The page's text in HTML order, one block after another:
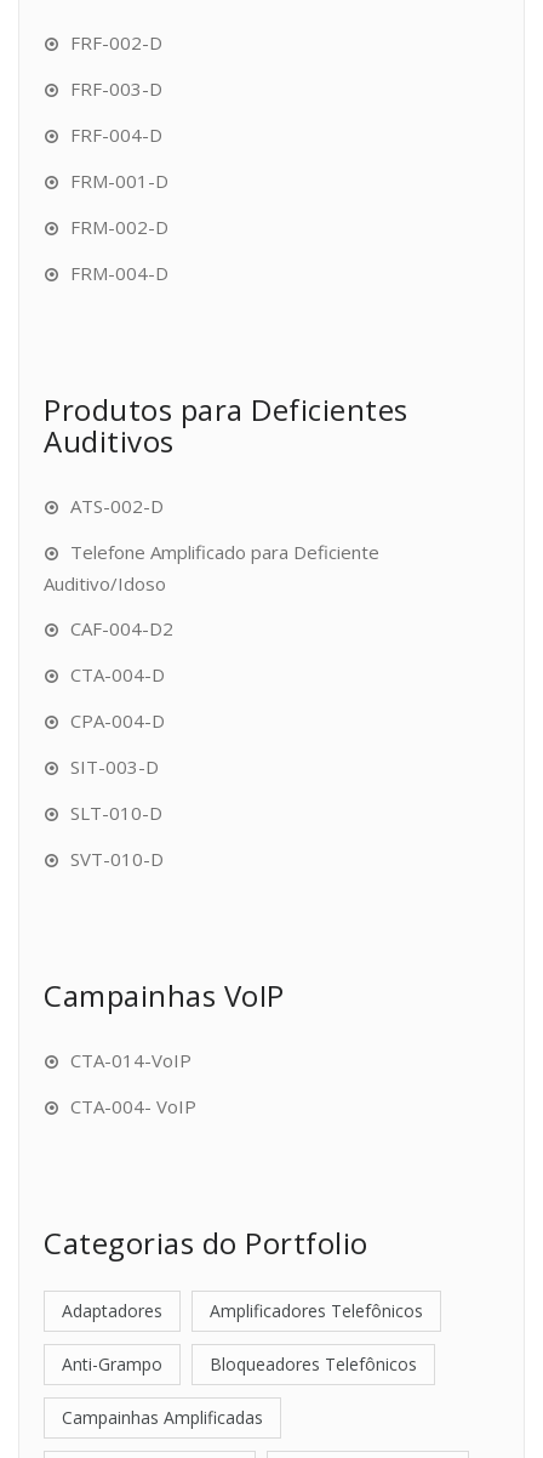
FRF-002-D
FRF-003-D
FRF-004-D
FRM-001-D
FRM-002-D
FRM-004-D
Produtos para Deficientes
Auditivos
ATS-002-D
Telefone Amplificado para Deficiente
Auditivo/Idoso
CAF-004-D2
CTA-004-D
CPA-004-D
SIT-003-D
SLT-010-D
SVT-010-D
Campainhas VoIP
CTA-014-VoIP
CTA-004- VoIP
Categorias do Portfolio
Adaptadores Amplificadores Telefônicos
Anti-Grampo Bloqueadores Telefônicos
Campainhas Amplificadas